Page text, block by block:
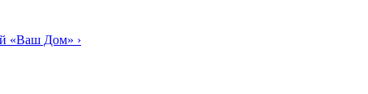
«Ваш Дом» ›